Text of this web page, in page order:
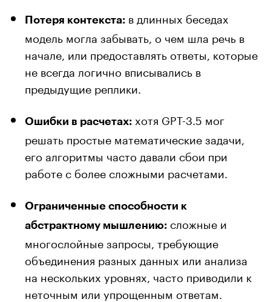
Потеря контекста: в длинных беседах
модель могла забывать, о чем шла речь в
начале, или предоставлять ответы, которые
не всегда логично вписывались в
предыдущие реплики.
Ошибки в расчетах: хотя GPT-3.5 мог
решать простые математические задачи,
его алгоритмы часто давали сбои при
работе с более сложными расчетами.
Ограниченные способности к
абстрактному мышлению: сложные и
многослойные запросы, требующие
объединения разных данных или анализа
на нескольких уровнях, часто приводили к
неточным или упрощенным ответам.